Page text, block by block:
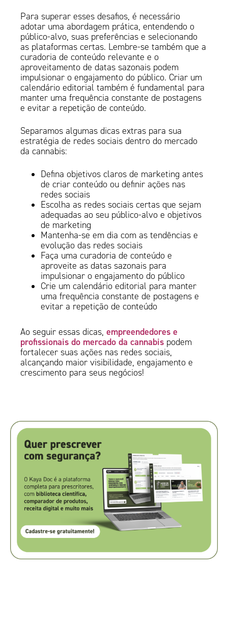
Para superar esses desafios, é necessário
adotar uma abordagem prática, entendendo o
público-alvo, suas preferências e selecionando
as plataformas certas. Lembre-se também que a
curadoria de conteúdo relevante e o
aproveitamento de datas sazonais podem
impulsionar o engajamento do público. Criar um
calendário editorial também é fundamental para
manter uma frequência constante de postagens
e evitar a repetição de conteúdo.
Separamos algumas dicas extras para sua
estratégia de redes sociais dentro do mercado
da cannabis:
Defina objetivos claros de marketing antes
de criar conteúdo ou definir ações nas
redes sociais
Escolha as redes sociais certas que sejam
adequadas ao seu público-alvo e objetivos
de marketing
Mantenha-se em dia com as tendências e
evolução das redes sociais
Faça uma curadoria de conteúdo e
aproveite as datas sazonais para
impulsionar o engajamento do público
Crie um calendário editorial para manter
uma frequência constante de postagens e
evitar a repetição de conteúdo
Ao seguir essas dicas,empreendedores e
profissionais do mercado da cannabis podem
fortalecer suas ações nas redes sociais,
alcançando maior visibilidade, engajamento e
crescimento para seus negócios!